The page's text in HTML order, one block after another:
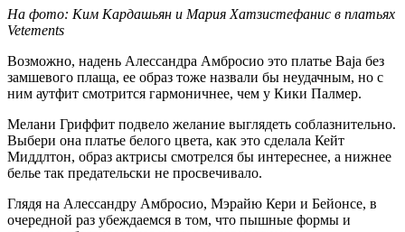
На фото: Ким Кардашьян и Мария Хатзистефанис в платьях
Vetements
Возможно, надень Алессандра Амбросио это платье Baja без
замшевого плаща, ее образ тоже назвали бы неудачным, но с
ним аутфит смотрится гармоничнее, чем у Кики Палмер.
Мелани Гриффит подвело желание выглядеть соблазнительно.
Выбери она платье белого цвета, как это сделала Кейт
Миддлтон, образ актрисы смотрелся бы интереснее, а нижнее
белье так предательски не просвечивало.
Глядя на Алессандру Амбросио, Мэрайю Кери и Бейонсе, в
очередной раз убеждаемся в том, что пышные формы и